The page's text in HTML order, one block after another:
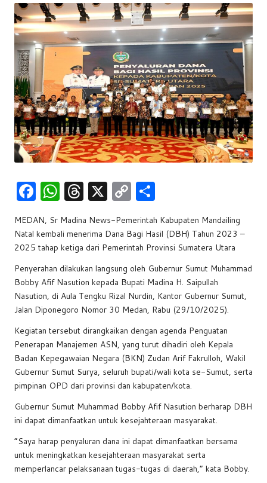
w
s
F
a
c
e
b
o
o
k
W
h
at
s
A
p
p
T
hr
e
a
d
s
X C
o
p
y
Li
n
k
h
ar
e
MEDAN, Sr Madina News-Pemerintah Kabupaten Mandailing
Natal kembali menerima Dana Bagi Hasil (DBH) Tahun 2023 –
2025 tahap ketiga dari Pemerintah Provinsi Sumatera Utara
Penyerahan dilakukan langsung oleh Gubernur Sumut Muhammad
Bobby Afif Nasution kepada Bupati Madina H. Saipullah
Nasution, di Aula Tengku Rizal Nurdin, Kantor Gubernur Sumut,
Jalan Diponegoro Nomor 30 Medan, Rabu (29/10/2025).
Kegiatan tersebut dirangkaikan dengan agenda Penguatan
Penerapan Manajemen ASN, yang turut dihadiri oleh Kepala
Badan Kepegawaian Negara (BKN) Zudan Arif Fakrulloh, Wakil
Gubernur Sumut Surya, seluruh bupati/wali kota se-Sumut, serta
pimpinan OPD dari provinsi dan kabupaten/kota.
Gubernur Sumut Muhammad Bobby Afif Nasution berharap DBH
ini dapat dimanfaatkan untuk kesejahteraan masyarakat.
“Saya harap penyaluran dana ini dapat dimanfaatkan bersama
untuk meningkatkan kesejahteraan masyarakat serta
memperlancar pelaksanaan tugas-tugas di daerah,” kata Bobby.